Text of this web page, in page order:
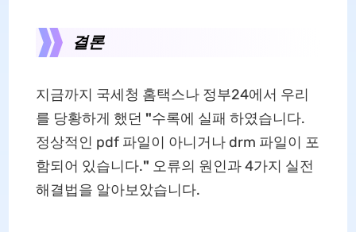
결론
지금까지 국세청 홈택스나 정부24에서 우리
를 당황하게 했던 "수록에 실패 하였습니다.
정상적인 pdf 파일이 아니거나 drm 파일이 포
함되어 있습니다." 오류의 원인과 4가지 실전
해결법을 알아보았습니다.